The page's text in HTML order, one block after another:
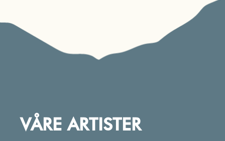
VÅRE ARTISTER